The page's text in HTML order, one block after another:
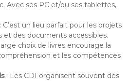
Avec ses PC et/ou ses tablettes,
C’est un lieu parfait pour les projets
et des documents accessibles.
choix de livres encourage la
et les compétences
: Les CDI organisent souvent des